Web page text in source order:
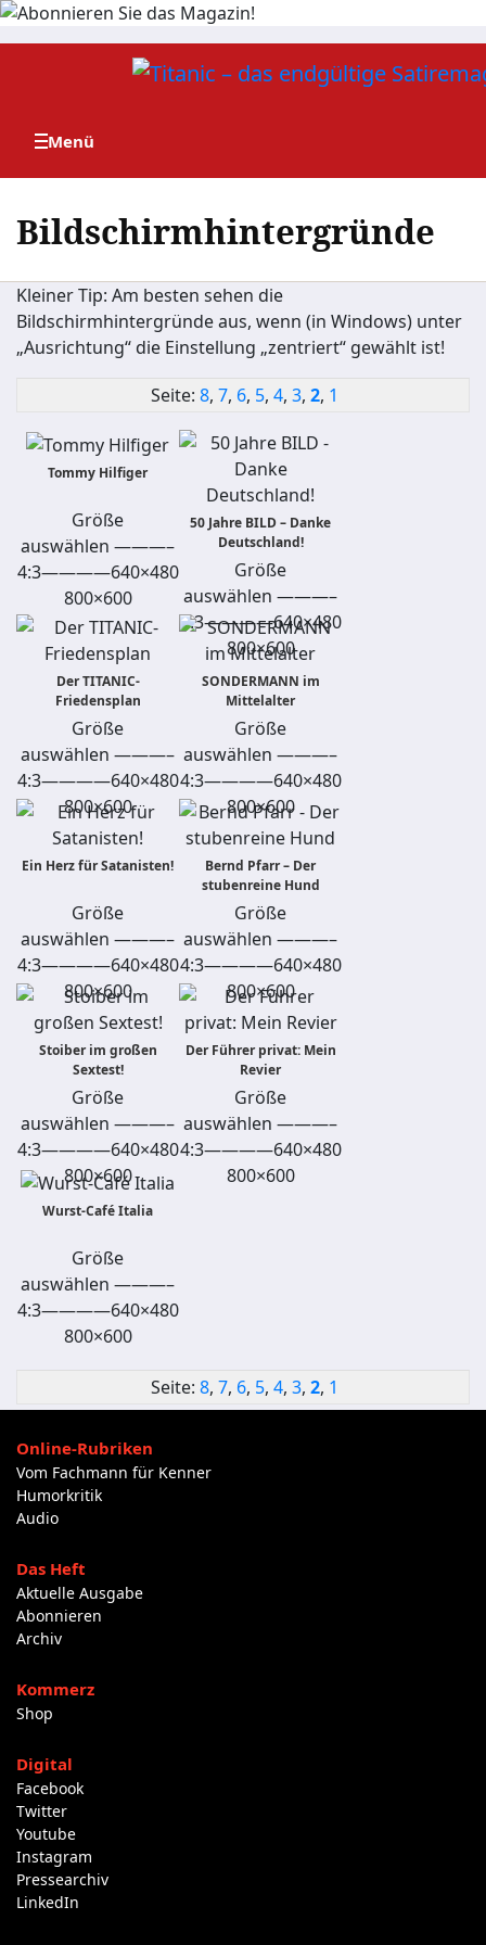
Zum
Bildschirmhintergründe
Kleiner Tip: Am besten sehen die
Bildschirmhintergründe aus, wenn (in Windows) unter
„Ausrichtung“ die Einstellung „zentriert“ gewählt ist!
Seite: 8, 7, 6, 5, 4, 3, 2, 1
Tommy Hilfiger
Größe
auswählen ———–
4:3————640×480
800×600
50 Jahre BILD – Danke
Deutschland!
Größe
auswählen ———–
4:3————640×480
800×600
Der TITANIC-
Friedensplan
Größe
auswählen ———–
4:3————640×480
800×600
SONDERMANN im
Mittelalter
Größe
auswählen ———–
4:3————640×480
800×600
Ein Herz für Satanisten!
Größe
auswählen ———–
4:3————640×480
800×600
Bernd Pfarr – Der
stubenreine Hund
Größe
auswählen ———–
4:3————640×480
800×600
Stoiber im großen
Sextest!
Größe
auswählen ———–
4:3————640×480
800×600
Der Führer privat: Mein
Revier
Größe
auswählen ———–
4:3————640×480
800×600
Wurst-Café Italia
Größe
auswählen ———–
4:3————640×480
800×600
Seite: 8, 7, 6, 5, 4, 3, 2, 1
Online-Rubriken
Vom Fachmann für Kenner
Humorkritik
Audio
Das Heft
Aktuelle Ausgabe
Abonnieren
Archiv
Kommerz
Shop
Digital
Facebook
Twitter
Youtube
Instagram
Pressearchiv
LinkedIn